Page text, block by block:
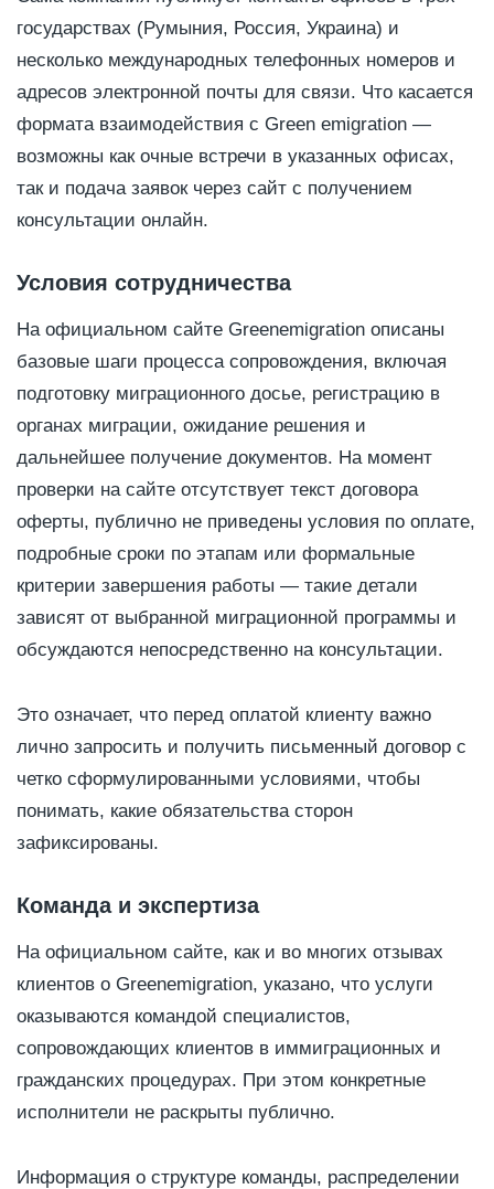
государствах (Румыния, Россия, Украина) и
несколько международных телефонных номеров и
адресов электронной почты для связи. Что касается
формата взаимодействия с Green emigration —
возможны как очные встречи в указанных офисах,
так и подача заявок через сайт с получением
консультации онлайн.
Условия сотрудничества
На официальном сайте Greenemigration описаны
базовые шаги процесса сопровождения, включая
подготовку миграционного досье, регистрацию в
органах миграции, ожидание решения и
дальнейшее получение документов. На момент
проверки на сайте отсутствует текст договора
оферты, публично не приведены условия по оплате,
подробные сроки по этапам или формальные
критерии завершения работы — такие детали
зависят от выбранной миграционной программы и
обсуждаются непосредственно на консультации.
Это означает, что перед оплатой клиенту важно
лично запросить и получить письменный договор с
четко сформулированными условиями, чтобы
понимать, какие обязательства сторон
зафиксированы.
Команда и экспертиза
На официальном сайте, как и во многих отзывах
клиентов о Greenemigration, указано, что услуги
оказываются командой специалистов,
сопровождающих клиентов в иммиграционных и
гражданских процедурах. При этом конкретные
исполнители не раскрыты публично.
Информация о структуре команды, распределении